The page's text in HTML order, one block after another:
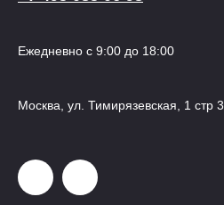
Ежедневно с 9:00 до 18:00
Москва, ул. Тимирязевская, 1 стр 3